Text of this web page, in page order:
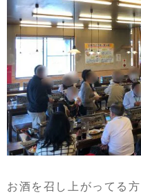
お酒を召し上がってる